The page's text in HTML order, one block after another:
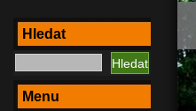
Hledat
Menu